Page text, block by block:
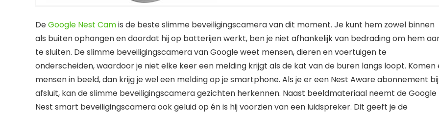
DeGoogle Nest Camis de beste slimme beveiligingscamera van dit moment. Je kunt hem zowel binnen
als buiten ophangen en doordat hij op batterijen werkt, ben je niet afhankelijk van bedrading om hem
te sluiten. De slimme beveiligingscamera van Google weet mensen, dieren en voertuigen te
onderscheiden, waardoor je niet elke keer een melding krijgt als de kat van de buren langs loopt. Komen
mensen in beeld, dan krijg je wel een melding op je smartphone. Als je er een Nest Aware abonnement bij
afsluit, kan de slimme beveiligingscamera gezichten herkennen. Naast beeldmateriaal neemt de Google
Nest smart beveiligingscamera ook geluid op én is hij voorzien van een luidspreker. Dit geeft je de